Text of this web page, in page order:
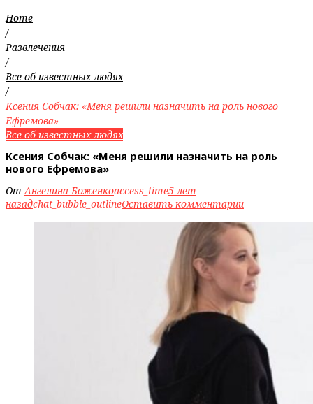
Home
/
Развлечения
/
Все об известных людях
/
Ксения Собчак: «Меня решили назначить на роль нового
Ефремова»
Все об известных людях
Ксения Собчак: «Меня решили назначить на роль
нового Ефремова»
ОтАнгелина Боженкоaccess_time5 лет
назадchat_bubble_outlineОставить комментарий